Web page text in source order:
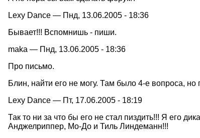
Lexy Dance — Пнд, 13.06.2005 - 18:36
Бывает!!! Вспомнишь - пиши.
maka — Пнд, 13.06.2005 - 18:36
Про письмо.
Блин, найти его не могу. Там было 4-е вопроса,
Lexy Dance — Пт, 17.06.2005 - 18:19
Так то ни за что бы его не стал пиздить!!! Я его
Анджелриппер, Мо-До и Тиль Линдеманн!!!